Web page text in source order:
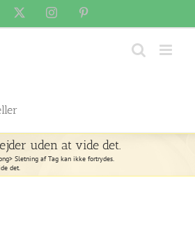
Instagram
uden at vide det.
Sletning af Tag kan ikke fortrydes.
det.